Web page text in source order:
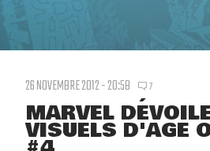
26 NOVEMBRE 2012 - 20:58 7
MARVEL
VISUELS D'AGE